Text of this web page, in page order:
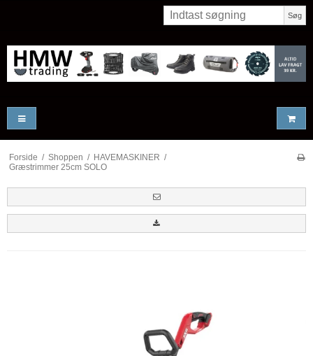
Søg
Forside / Shoppen / HAVEMASKINER /
Græstrimmer 25cm SOLO